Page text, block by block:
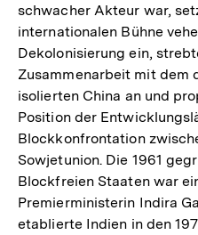
schwacher Akteur war,
internationalen Bühne
Dekolonisierung ein,
Zusammenarbeit mit dem
isolierten China an und
Position der
Blockkonfrontation
Sowjetunion. Die 1961
Blockfreien Staaten war
Premierministerin Indira
etablierte Indien in den